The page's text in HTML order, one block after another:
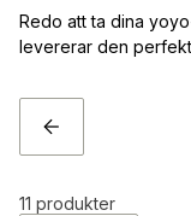
Redo att ta dina
levererar den
proffset som vill
Med snygg design
Teknikmagasinet
TILLBAKA
11 produkter